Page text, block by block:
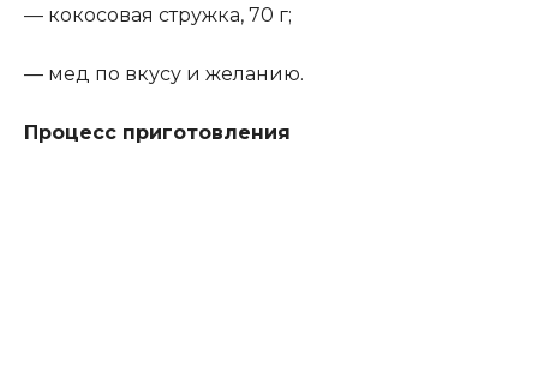
— кокосовая стружка, 70 г;
— мед по вкусу и желанию.
Процесс приготовления